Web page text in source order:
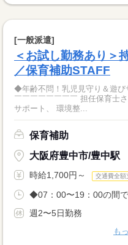
[一般派遣]
＜お試し勤務あり＞
／保育補助STAFF
◆年齢不問！乳児見守り＆遊
￣￣￣￣￣￣￣￣ 担任保育士
サポート、 環境整...
保育補助
大阪府豊中市/豊中駅
時給1,700円～ 交通費全額
◆07：00〜19：00の間
週2〜5日勤務
も